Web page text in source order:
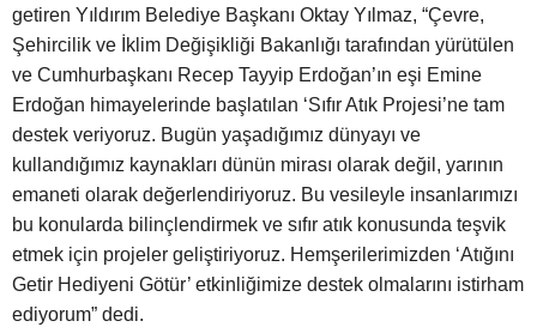
getiren Yıldırım Belediye Başkanı Oktay Yılmaz, “Çevre,
Şehircilik ve İklim Değişikliği Bakanlığı tarafından yürütülen
ve Cumhurbaşkanı Recep Tayyip Erdoğan’ın eşi Emine
Erdoğan himayelerinde başlatılan ‘Sıfır Atık Projesi’ne tam
destek veriyoruz. Bugün yaşadığımız dünyayı ve
kullandığımız kaynakları dünün mirası olarak değil, yarının
emaneti olarak değerlendiriyoruz. Bu vesileyle insanlarımızı
bu konularda bilinçlendirmek ve sıfır atık konusunda teşvik
etmek için projeler geliştiriyoruz. Hemşerilerimizden ‘Atığını
Getir Hediyeni Götür’ etkinliğimize destek olmalarını istirham
ediyorum” dedi.